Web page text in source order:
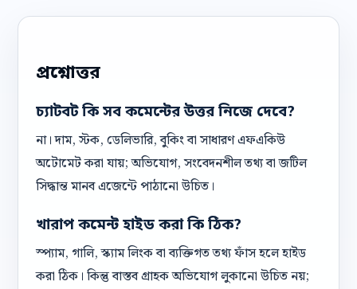
প্রশ্নোত্তর
চ্যাটবট কি সব কমেন্টের উত্তর নিজে দেবে?
না। দাম, স্টক, ডেলিভারি, বুকিং বা সাধারণ এফএকিউ
অটোমেট করা যায়; অভিযোগ, সংবেদনশীল তথ্য বা জটিল
সিদ্ধান্ত মানব এজেন্টে পাঠানো উচিত।
খারাপ কমেন্ট হাইড করা কি ঠিক?
স্প্যাম, গালি, স্ক্যাম লিংক বা ব্যক্তিগত তথ্য ফাঁস হলে হাইড
করা ঠিক। কিন্তু বাস্তব গ্রাহক অভিযোগ লুকানো উচিত নয়;